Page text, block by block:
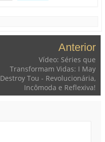
Anterior
Vídeo: Séries que
Transformam Vidas: I May
Destroy Tou - Revolucionária,
Incômoda e Reflexiva!